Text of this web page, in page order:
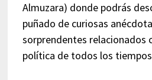
Almuzara) donde podrás
puñado de curiosas
sorprendentes relacionados
política de todos los